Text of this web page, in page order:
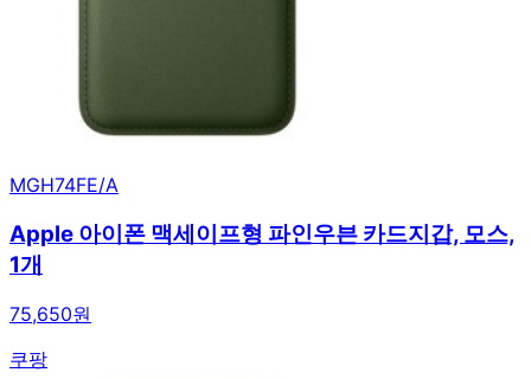
MGH74FE/A
Apple 아이폰 맥세이프형 파인우븐 카드지갑, 모스,
1개
75,650원
쿠팡